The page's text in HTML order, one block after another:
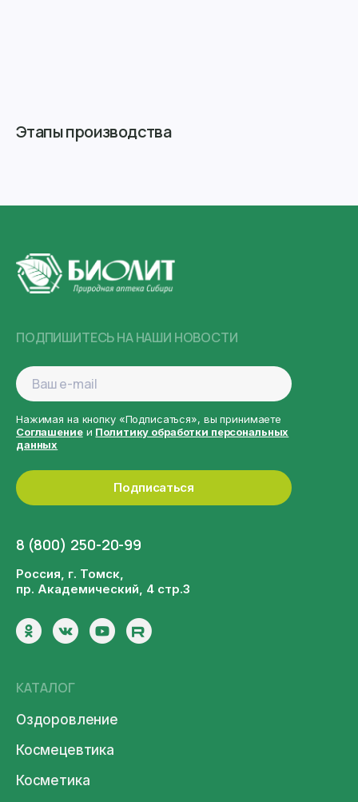
Этапы производства
8 (800) 250-20-99
Россия, г. Томск,
пр. Академический, 4 стр.3
КАТАЛОГ
Оздоровление
Космецевтика
Косметика
ПОДПИШИТЕСЬ НА НАШИ НОВОСТИ
Подписаться
Нажимая на кнопку «Подписаться», вы принимаете
Соглашениеи Политику обработки персональных
данных